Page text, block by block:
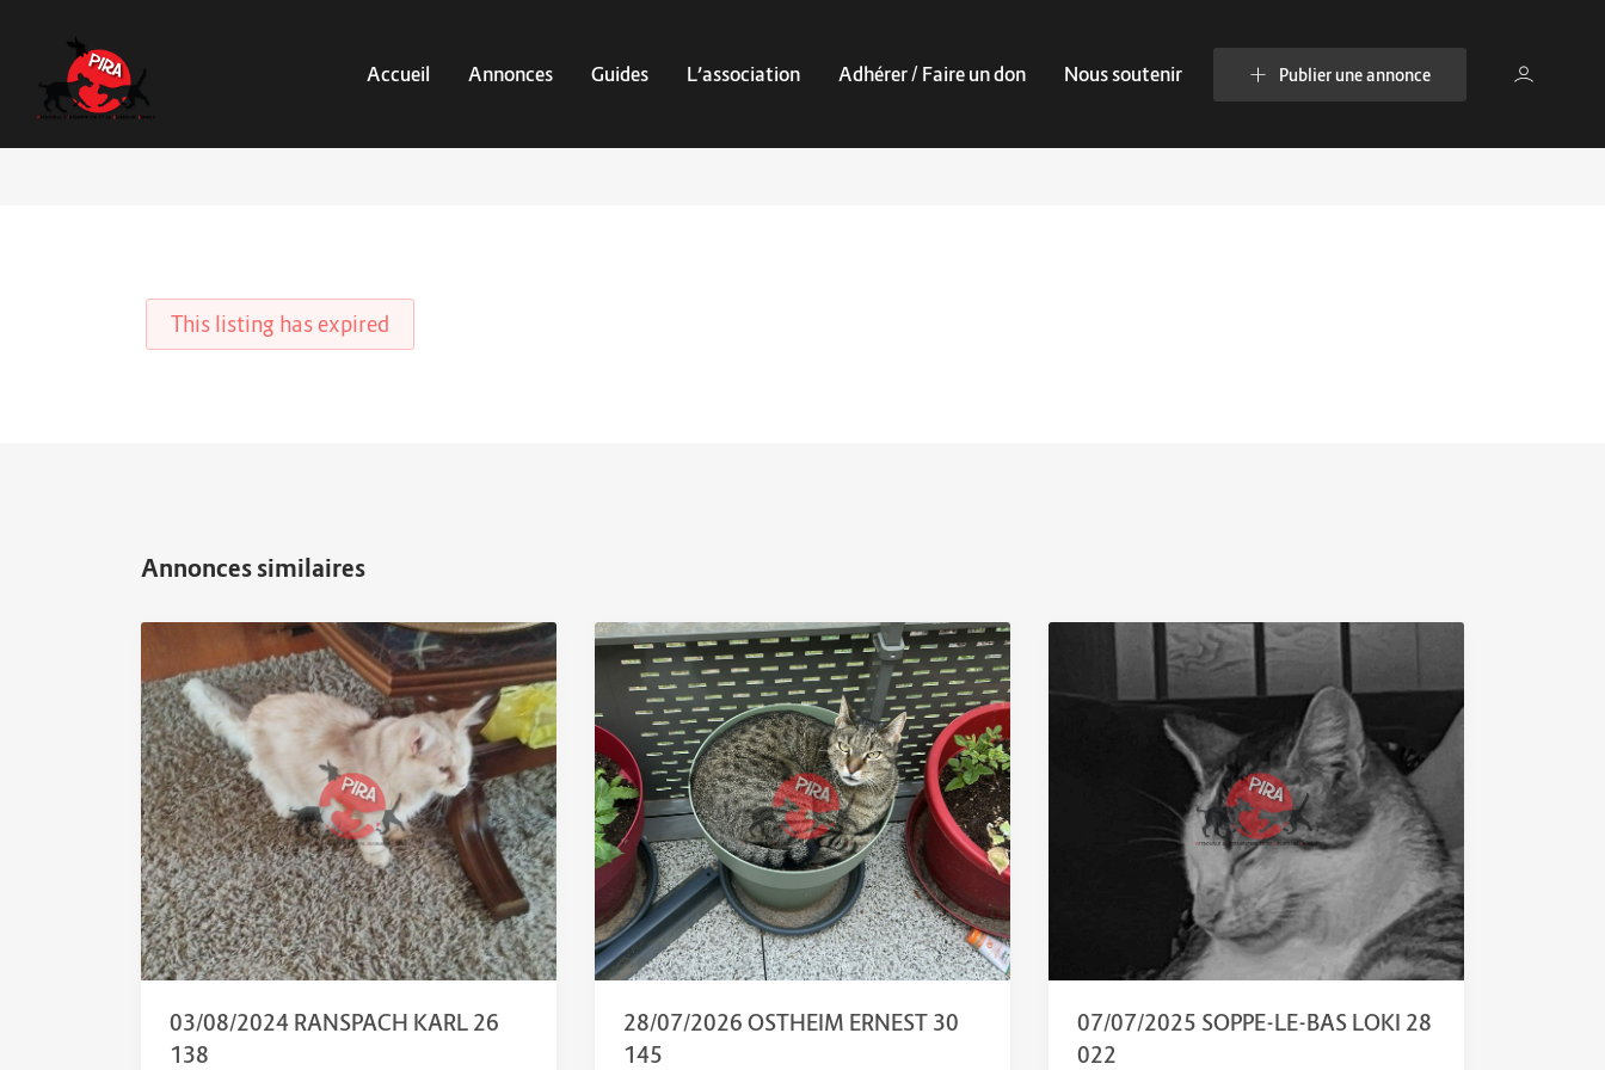
Accueil Annonces Guides L’association Adhérer / Faire un don Nous soutenir Publier une annonce
This listing has expired
03/08/2024 RANSPACH KARL 26
138
28/07/2026 OSTHEIM ERNEST 30
145
07/07/2025 SOPPE-LE-BAS LOKI 28
022